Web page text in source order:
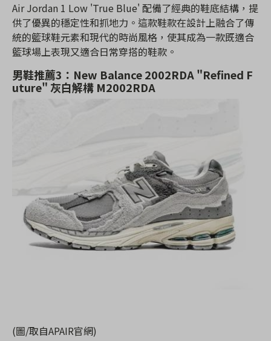
Air Jordan 1 Low 'True Blue' 配備了經典的鞋底結構，提
供了優異的穩定性和抓地力。這款鞋款在設計上融合了傳
統的籃球鞋元素和現代的時尚風格，使其成為一款既適合
籃球場上表現又適合日常穿搭的鞋款。
男鞋推薦3：New Balance 2002RDA "Refined F
uture" 灰白解構 M2002RDA
(圖/取自APAIR官網)